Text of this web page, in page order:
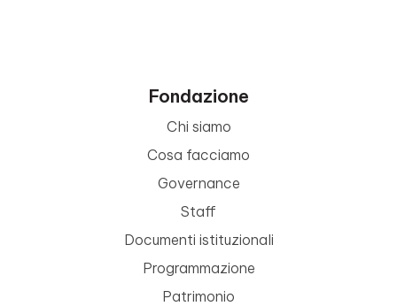
Fondazione
Chi siamo
Cosa facciamo
Governance
Staff
Documenti istituzionali
Programmazione
Patrimonio